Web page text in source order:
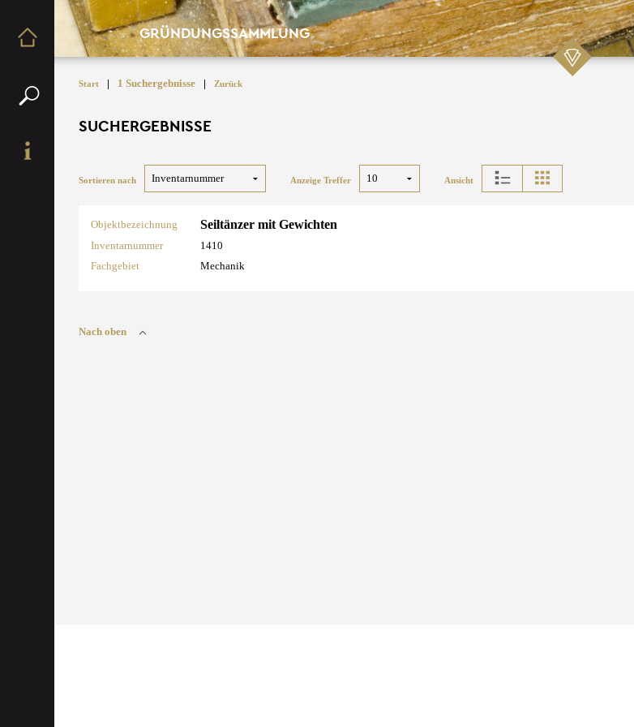
GRÜNDUNGSSAMMLUNG
Start | 1 Suchergebnisse | Zurück
SUCHERGEBNISSE
Sortieren nach Anzeige Treffer Ansicht
Objektbezeichnung Seiltänzer mit Gewichten
Inventarnummer
1410
Fachgebiet
Mechanik
Nach oben